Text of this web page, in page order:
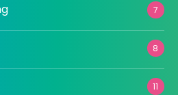
7
8
11